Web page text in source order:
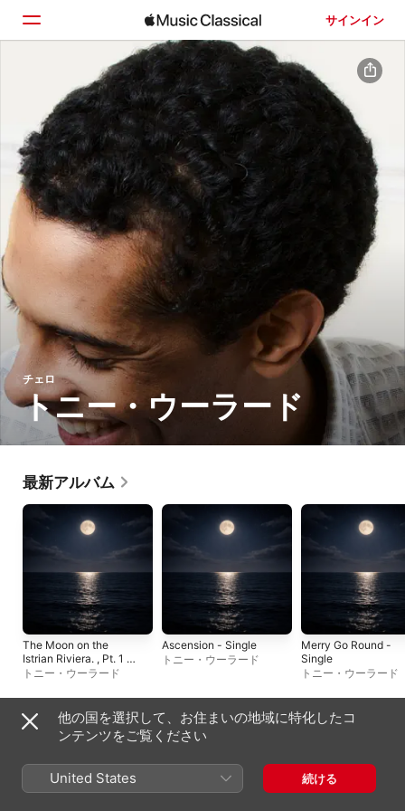
サインイン
ホーム
見つける
検索
チェロ
トニー・ウーラード
最新アルバム
The Moon on the
Istrian Riviera. , Pt. 1 -
EP
トニー・ウーラード
Ascension - Single
トニー・ウーラード
Merry Go Round -
Single
トニー・ウーラード
シングル＆EP
他の国を選択して、お住まいの地域に特化したコ
ンテンツをご覧ください
United States 続ける